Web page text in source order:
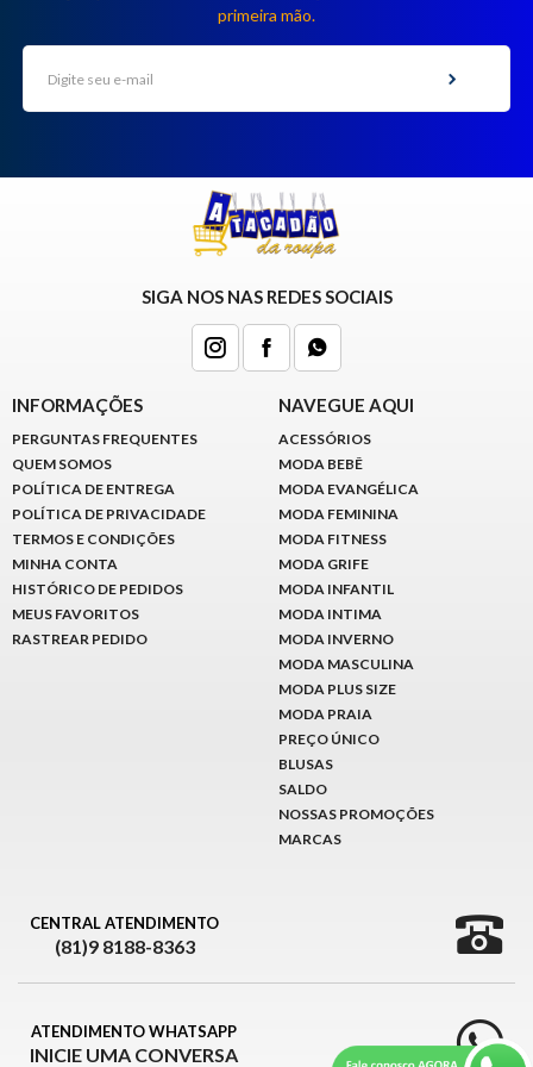
primeira mão.
SIGA NOS NAS REDES SOCIAIS
INFORMAÇÕES
PERGUNTAS FREQUENTES
QUEM SOMOS
POLÍTICA DE ENTREGA
POLÍTICA DE PRIVACIDADE
TERMOS E CONDIÇÕES
MINHA CONTA
HISTÓRICO DE PEDIDOS
MEUS FAVORITOS
RASTREAR PEDIDO
NAVEGUE AQUI
ACESSÓRIOS
MODA BEBÊ
MODA EVANGÉLICA
MODA FEMININA
MODA FITNESS
MODA GRIFE
MODA INFANTIL
MODA INTIMA
MODA INVERNO
MODA MASCULINA
MODA PLUS SIZE
MODA PRAIA
PREÇO ÚNICO
BLUSAS
SALDO
NOSSAS PROMOÇÕES
MARCAS
CENTRAL ATENDIMENTO
(81)9 8188-8363
ATENDIMENTO WHATSAPP
INICIE UMA CONVERSA